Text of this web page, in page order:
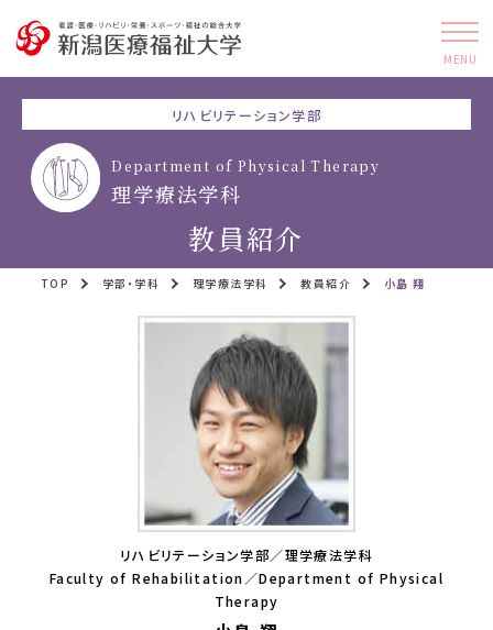
MENU
リハビリテーション学部
Department of Physical Therapy
理学療法学科
教員紹介
TOP 学部・学科 理学療法学科 教員紹介 小島 翔
リハビリテーション学部／理学療法学科
Faculty of Rehabilitation／Department of Physical
Therapy